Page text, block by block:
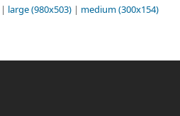
| large (980x503) | medium (300x154)